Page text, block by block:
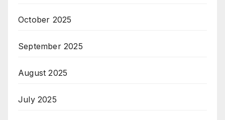
October 2025
September 2025
August 2025
July 2025